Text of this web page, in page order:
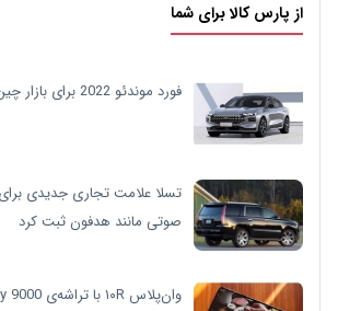
از پارس کالا برای شما
فورد موندئو 2022 برای بازار چین معرفی شد
تسلا علامت تجاری جدیدی
صوتی مانند هدفون ثبت کرد